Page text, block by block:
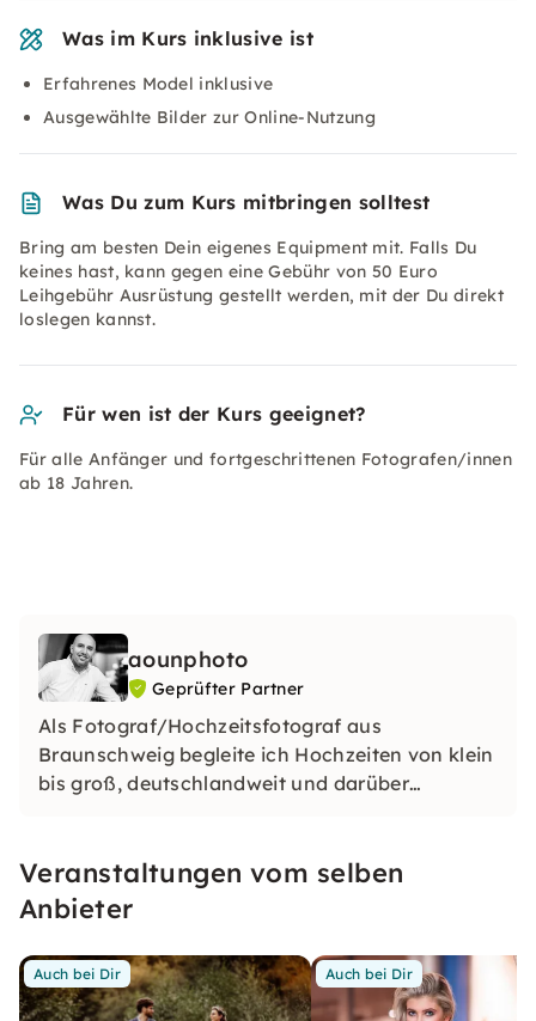
Was im Kurs inklusive ist
Erfahrenes Model inklusive
Ausgewählte Bilder zur Online-Nutzung
Was Du zum Kurs mitbringen solltest
Bring am besten Dein eigenes Equipment mit. Falls Du
keines hast, kann gegen eine Gebühr von 50 Euro
Leihgebühr Ausrüstung gestellt werden, mit der Du direkt
loslegen kannst.
Für wen ist der Kurs geeignet?
Für alle Anfänger und fortgeschrittenen Fotografen/innen
ab 18 Jahren.
aounphoto
Geprüfter Partner
Als Fotograf/Hochzeitsfotograf aus
Braunschweig begleite ich Hochzeiten von klein
bis groß, deutschlandweit und darüber
biete ich auch Foto-Workshops für angehende
Hochzeitsfotografen an.
Veranstaltungen vom selben
Anbieter
Auch bei Dir Auch bei Dir